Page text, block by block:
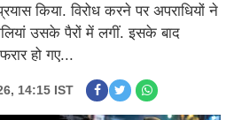
किया. विरोध करने पर अपराधियों ने
उसके पैरों में लगीं. इसके बाद
हो गए...
14:15 IST